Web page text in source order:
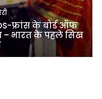
फ्रांस के बोर्ड ऑफ
– भारत के पहले सिख